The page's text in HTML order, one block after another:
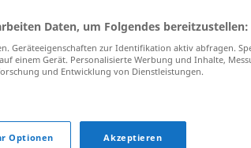
mittelalterlich
(geh.) antiquiert,Steinzeit (fig.)
Daten, um Folgendes bereitzustellen:
Geräteeigenschaften zur Identifikation aktiv abfragen.
einem Gerät. Personalisierte Werbung und Inhalte,
und Entwicklung von Dienstleistungen.
Optionen Akzeptieren